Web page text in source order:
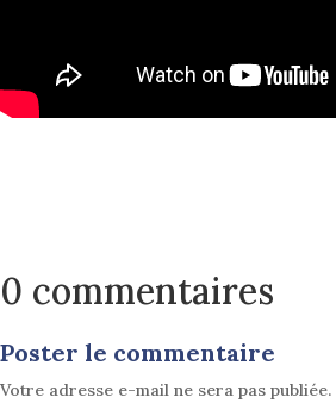
0 commentaires
Poster le commentaire
Votre adresse e-mail ne sera pas publiée.